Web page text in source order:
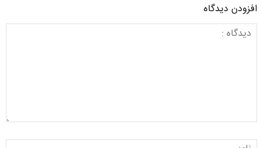
افزودن دیدگاه